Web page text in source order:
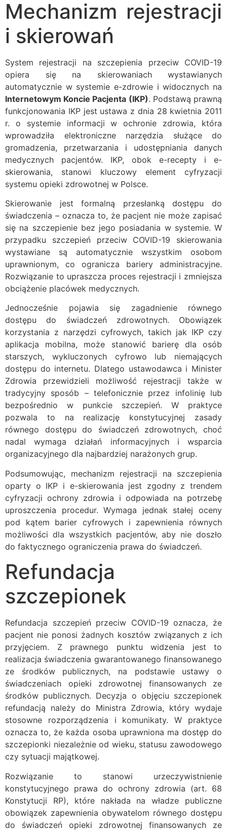
Mechanizm rejestracji
i skierowań
System rejestracji na szczepienia przeciw COVID-19
opiera się na skierowaniach wystawianych
automatycznie w systemie e-zdrowie i widocznych na
Internetowym Koncie Pacjenta (IKP). Podstawą prawną
funkcjonowania IKP jest ustawa z dnia 28 kwietnia 2011
r. o systemie informacji w ochronie zdrowia, która
wprowadziła elektroniczne narzędzia służące do
gromadzenia, przetwarzania i udostępniania danych
medycznych pacjentów. IKP, obok e-recepty i e-
skierowania, stanowi kluczowy element cyfryzacji
systemu opieki zdrowotnej w Polsce.
Skierowanie jest formalną przesłanką dostępu do
świadczenia – oznacza to, że pacjent nie może zapisać
się na szczepienie bez jego posiadania w systemie. W
przypadku szczepień przeciw COVID-19 skierowania
wystawiane są automatycznie wszystkim osobom
uprawnionym, co ogranicza bariery administracyjne.
Rozwiązanie to upraszcza proces rejestracji i zmniejsza
obciążenie placówek medycznych.
Jednocześnie pojawia się zagadnienie równego
dostępu do świadczeń zdrowotnych. Obowiązek
korzystania z narzędzi cyfrowych, takich jak IKP czy
aplikacja mobilna, może stanowić barierę dla osób
starszych, wykluczonych cyfrowo lub niemających
dostępu do internetu. Dlatego ustawodawca i Minister
Zdrowia przewidzieli możliwość rejestracji także w
tradycyjny sposób – telefonicznie przez infolinię lub
bezpośrednio w punkcie szczepień. W praktyce
pozwala to na realizację konstytucyjnej zasady
równego dostępu do świadczeń zdrowotnych, choć
nadal wymaga działań informacyjnych i wsparcia
organizacyjnego dla najbardziej narażonych grup.
Podsumowując, mechanizm rejestracji na szczepienia
oparty o IKP i e-skierowania jest zgodny z trendem
cyfryzacji ochrony zdrowia i odpowiada na potrzebę
uproszczenia procedur. Wymaga jednak stałej oceny
pod kątem barier cyfrowych i zapewnienia równych
możliwości dla wszystkich pacjentów, aby nie doszło
do faktycznego ograniczenia prawa do świadczeń.
Refundacja
szczepionek
Refundacja szczepień przeciw COVID-19 oznacza, że
pacjent nie ponosi żadnych kosztów związanych z ich
przyjęciem. Z prawnego punktu widzenia jest to
realizacja świadczenia gwarantowanego finansowanego
ze środków publicznych, na podstawie ustawy o
świadczeniach opieki zdrowotnej finansowanych ze
środków publicznych. Decyzja o objęciu szczepionek
refundacją należy do Ministra Zdrowia, który wydaje
stosowne rozporządzenia i komunikaty. W praktyce
oznacza to, że każda osoba uprawniona ma dostęp do
szczepionki niezależnie od wieku, statusu zawodowego
czy sytuacji majątkowej.
Rozwiązanie to stanowi urzeczywistnienie
konstytucyjnego prawa do ochrony zdrowia (art. 68
Konstytucji RP), które nakłada na władze publiczne
obowiązek zapewnienia obywatelom równego dostępu
do świadczeń opieki zdrowotnej finansowanych ze